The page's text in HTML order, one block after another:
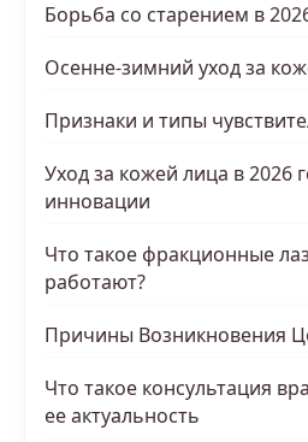
Борьба со старением в
Осенне-зимний уход за
Признаки и типы
Уход за кожей лица в 2026
инновации
Что такое фракционные
работают?
Причины Возникновения
Что такое консультация
ее актуальность